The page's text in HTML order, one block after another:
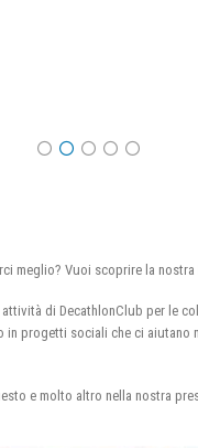
meglio? Vuoi scoprire la nostra
di DecathlonClub per le
in progetti sociali che ci aiutano
e molto altro nella nostra